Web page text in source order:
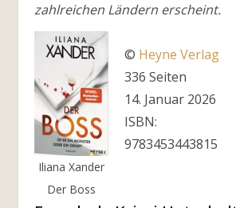
zahlreichen Ländern erscheint.
Iliana Xander
Der Boss
© Heyne Verlag
336 Seiten
14. Januar 2026
ISBN:
9783453443815